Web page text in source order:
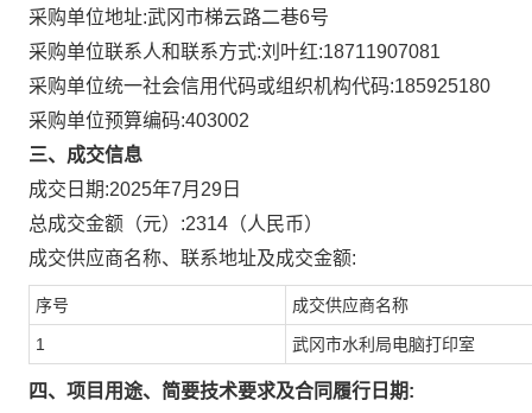
采购单位地址:武冈市梯云路二巷6号
采购单位联系人和联系方式:刘叶红:18711907081
采购单位统一社会信用代码或组织机构代码:185925180
采购单位预算编码:403002
三、成交信息
成交日期:2025年7月29日
总成交金额（元）:2314 （人民币）
成交供应商名称、联系地址及成交金额:
序号 成交供应商名称
1 武冈市水利局电脑打印室
四、项目用途、简要技术要求及合同履行日期: